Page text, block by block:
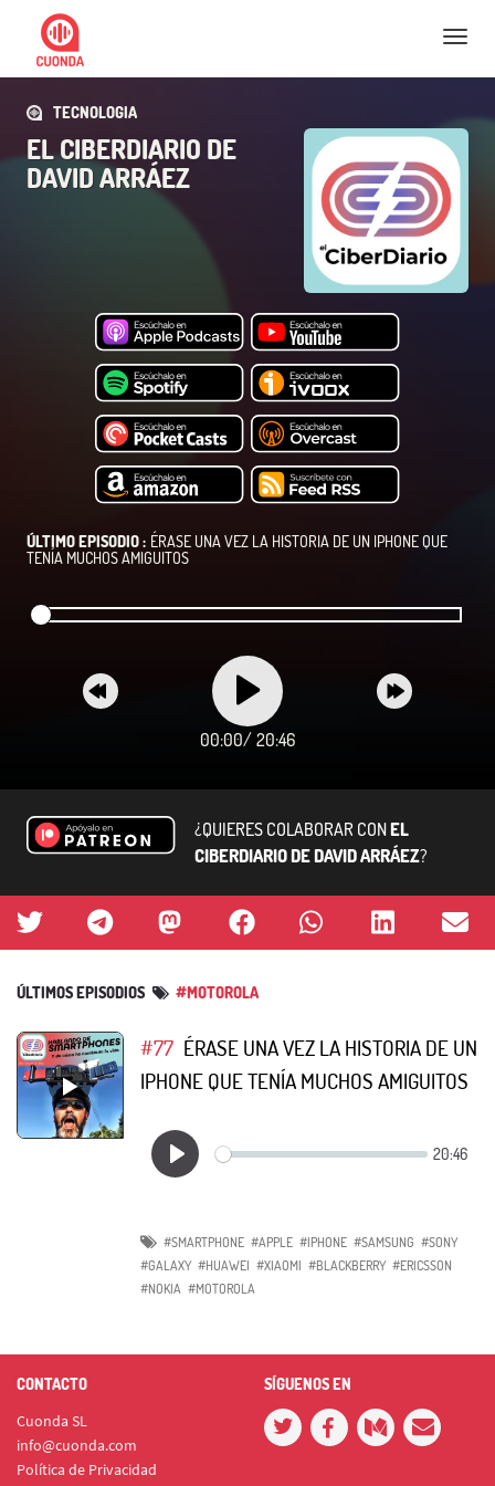
Nav
TECNOLOGIA
EL CIBERDIARIO DE
DAVID ARRÁEZ
ÚLTIMO EPISODIO : ÉRASE UNA VEZ LA HISTORIA DE UN IPHONE QUE
TENÍA MUCHOS AMIGUITOS
00:00/ 20:46
¿QUIERES COLABORAR CONEL
CIBERDIARIO DE DAVID ARRÁEZ?
ÚLTIMOS EPISODIOS #MOTOROLA
#77 ÉRASE UNA VEZ LA HISTORIA DE UN
IPHONE QUE TENÍA MUCHOS AMIGUITOS
#SMARTPHONE #APPLE #IPHONE #SAMSUNG #SONY
#GALAXY #HUAWEI #XIAOMI #BLACKBERRY #ERICSSON
#NOKIA #MOTOROLA
CONTACTO
Cuonda SL
info@cuonda.com
Política de Privacidad
SÍGUENOS EN